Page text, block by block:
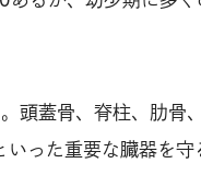
頭蓋骨、脊柱、肋骨
いった重要な臓器を守